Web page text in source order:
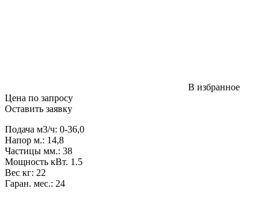
В избранное
Цена по запросу
Оставить заявку
Подача м3/ч: 0-36,0
Напор м.: 14,8
Частицы мм.: 38
Мощность кВт. 1.5
Вес кг: 22
Гаран. мес.: 24